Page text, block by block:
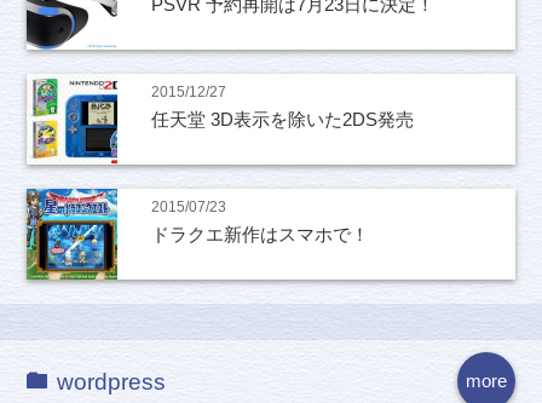
2015/12/27
任天堂 3D表示を除いた2DS発売
2015/07/23
ドラクエ新作はスマホで！
more
wordpress